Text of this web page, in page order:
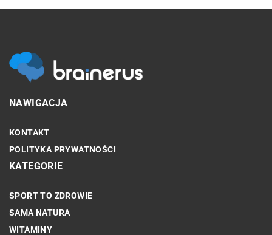
NAWIGACJA
KONTAKT
POLITYKA PRYWATNOŚCI
KATEGORIE
SPORT TO ZDROWIE
SAMA NATURA
WITAMINY